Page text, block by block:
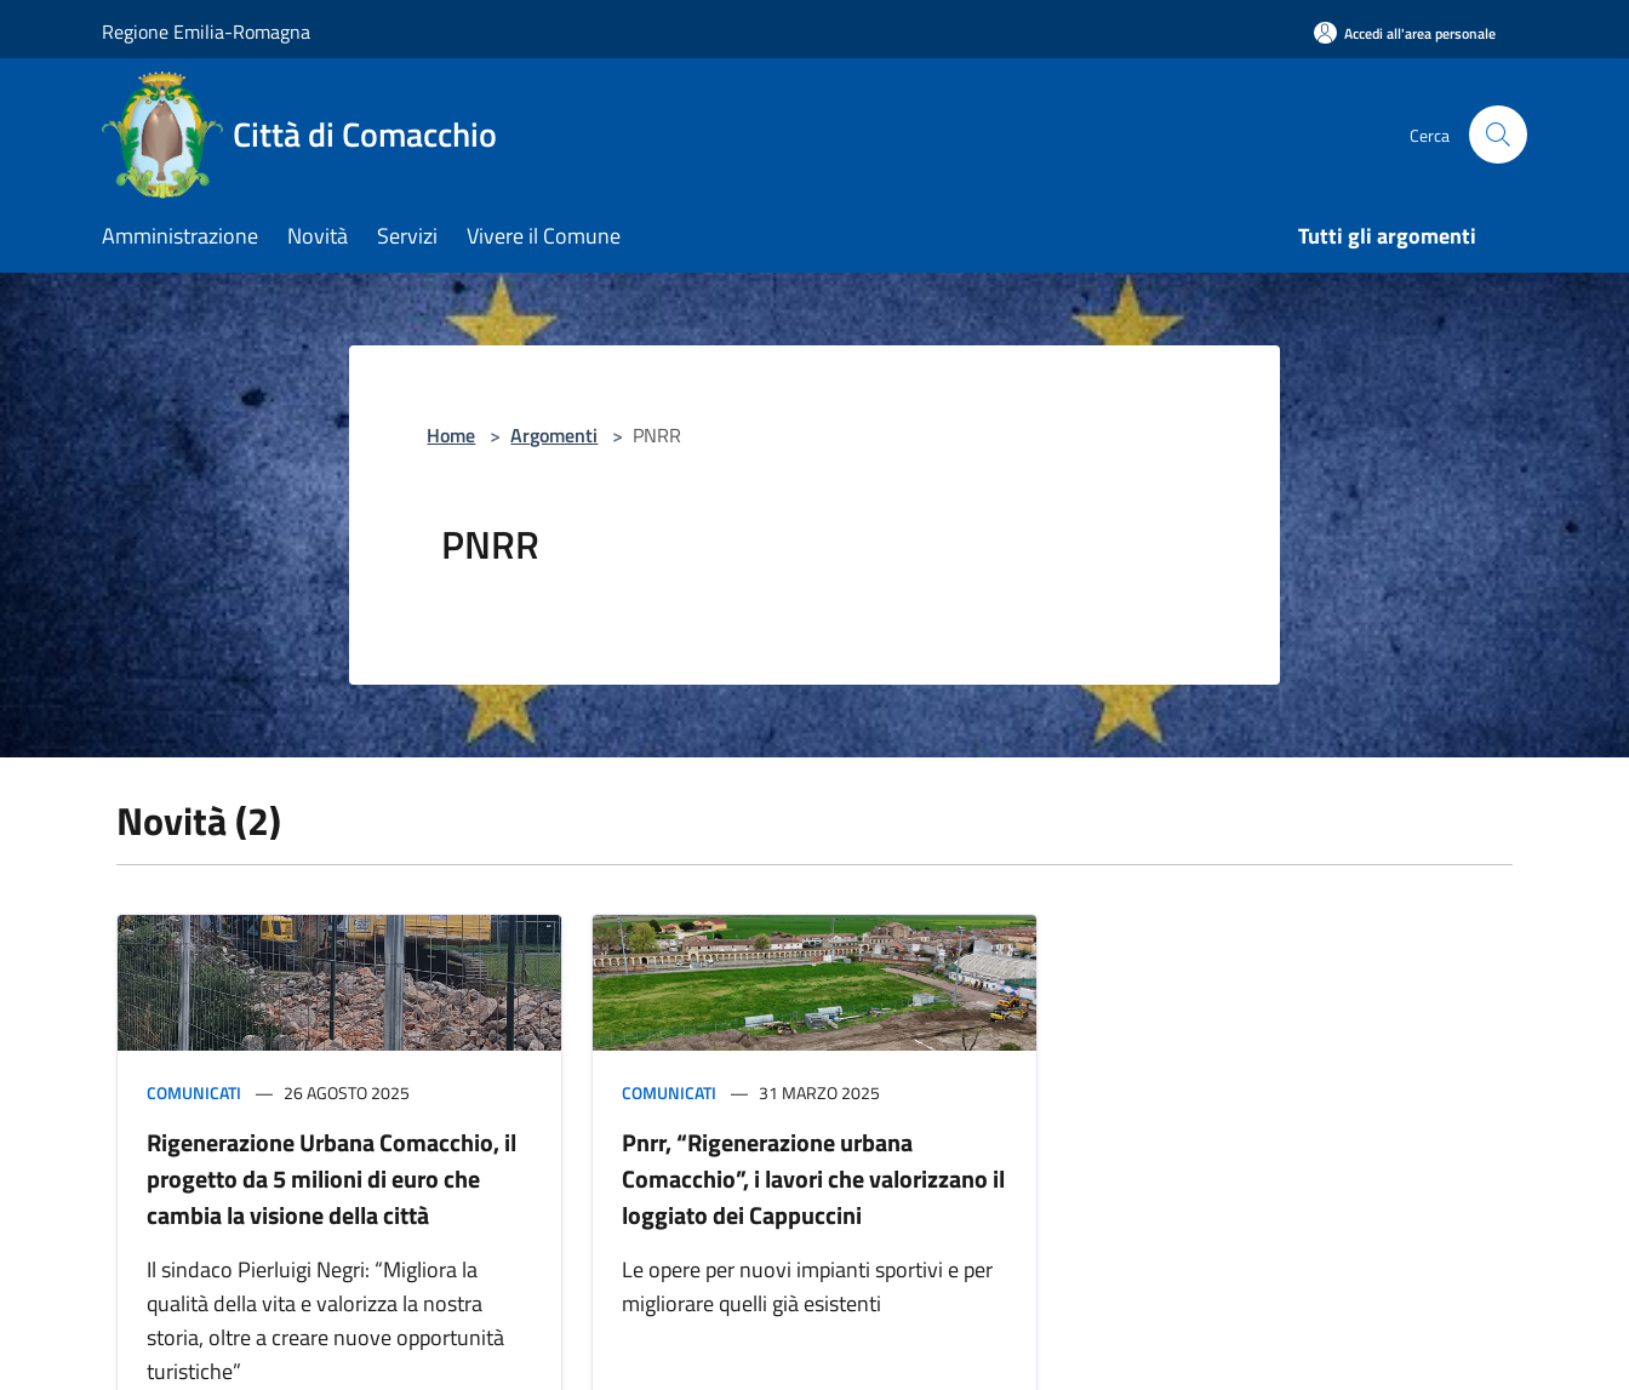
Regione Emilia-Romagna Accedi all'area personale
Città di Comacchio Cerca
Amministrazione Novità Servizi Vivere il Comune Tutti gli argomenti
Home > Argomenti > PNRR
PNRR
Novità (2)
COMUNICATI 26 AGOSTO 2025
Rigenerazione Urbana Comacchio, il
progetto da 5 milioni di euro che
cambia la visione della città
Il sindaco Pierluigi Negri: “Migliora la
qualità della vita e valorizza la nostra
storia, oltre a creare nuove opportunità
turistiche”
COMUNICATI 31 MARZO 2025
Pnrr, “Rigenerazione urbana
Comacchio”, i lavori che valorizzano il
loggiato dei Cappuccini
Le opere per nuovi impianti sportivi e per
migliorare quelli già esistenti